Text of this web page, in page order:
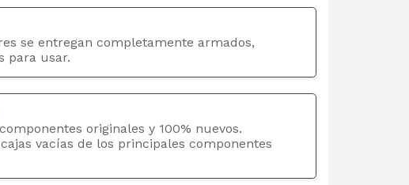
se entregan completamente armados,
para usar.
originales y 100% nuevos.
vacías de los principales componentes